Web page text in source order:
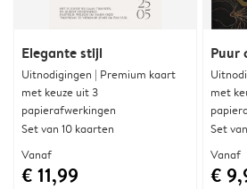
Elegante stijl
Uitnodigingen | Premium kaart
met keuze uit 3
papierafwerkingen
Set van 10 kaarten
Vanaf
€ 11,99
Puur
met
Set
Vanaf
€